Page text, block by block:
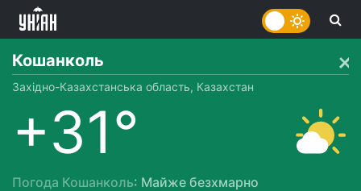
Кошанколь
Західно-Казахстанська область, Казахстан
+31°
Погода Кошанколь: Майже безхмарно